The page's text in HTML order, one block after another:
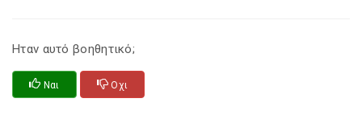
Ηταν αυτό βοηθητικό;
Ναι Οχι